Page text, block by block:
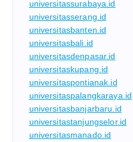
universitassurabaya.id
universitasserang.id
universitasbanten.id
universitasbali.id
universitasdenpasar.id
universitaskupang.id
universitaspontianak.id
universitaspalangkaraya.id
universitasbanjarbaru.id
universitastanjungselor.id
universitasmanado.id